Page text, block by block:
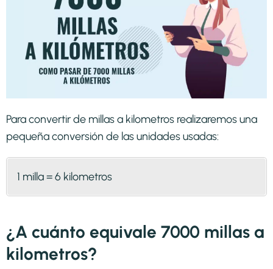
Para convertir de millas a kilometros realizaremos una
pequeña conversión de las unidades usadas:
1 milla = 6 kilometros
¿A cuánto equivale 7000 millas a
kilometros?